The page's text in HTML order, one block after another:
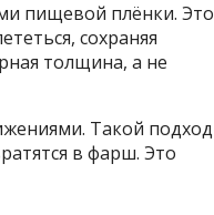
пищевой плёнки. Это
сохраняя
толщина, а не
Такой подход
в фарш. Это